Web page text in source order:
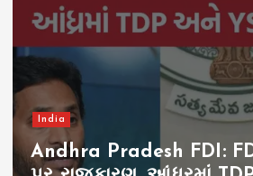
India
Andhra Pradesh FDI: